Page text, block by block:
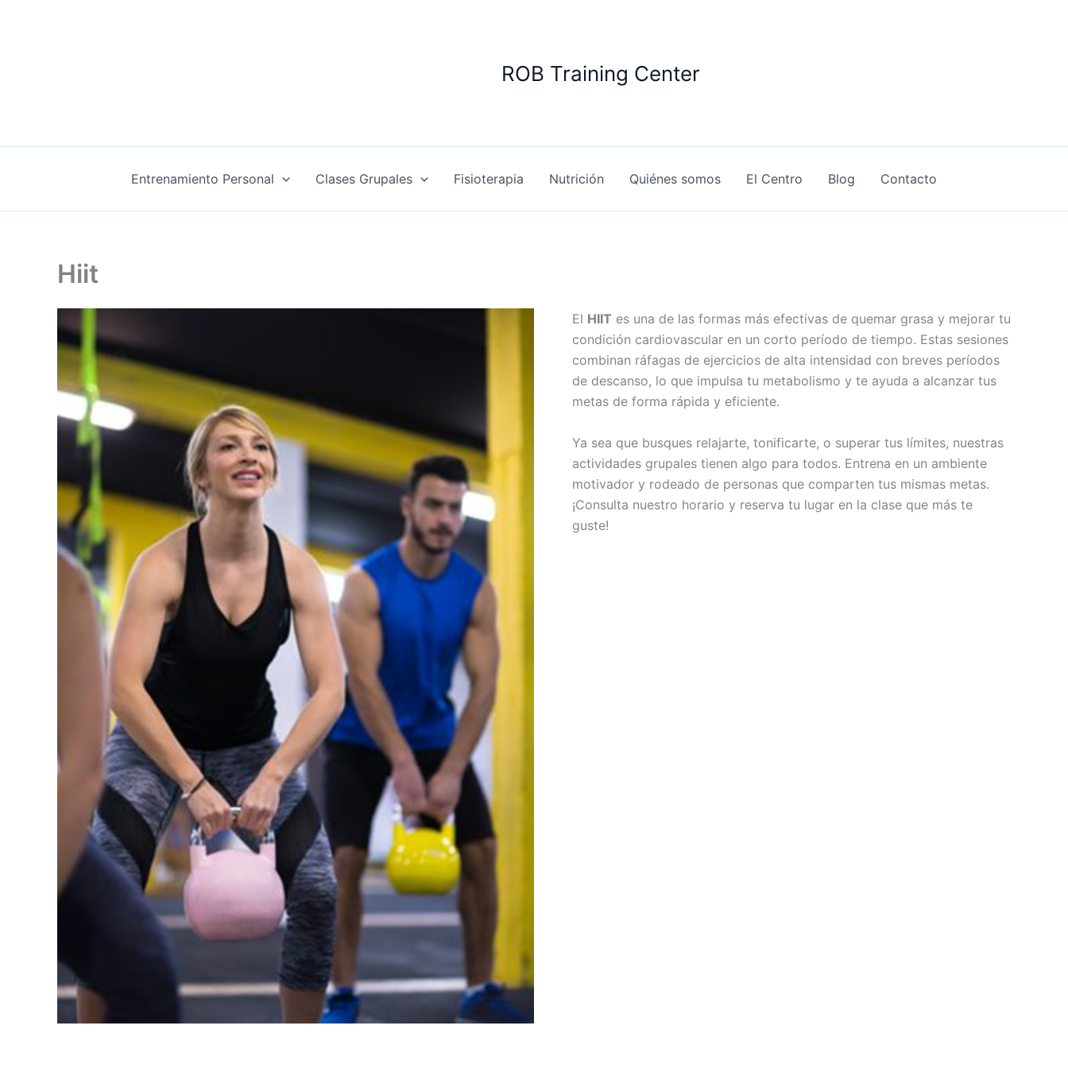
ROB Training Center
Entrenamiento Personal Clases Grupales Fisioterapia Nutrición Quiénes somos El Centro Blog Contacto
Hiit
El HIIT es una de las formas más efectivas de quemar grasa y mejorar tu
condición cardiovascular en un corto período de tiempo. Estas sesiones
combinan ráfagas de ejercicios de alta intensidad con breves períodos
de descanso, lo que impulsa tu metabolismo y te ayuda a alcanzar tus
metas de forma rápida y eficiente.
Ya sea que busques relajarte, tonificarte, o superar tus límites, nuestras
actividades grupales tienen algo para todos. Entrena en un ambiente
motivador y rodeado de personas que comparten tus mismas metas.
¡Consulta nuestro horario y reserva tu lugar en la clase que más te
guste!